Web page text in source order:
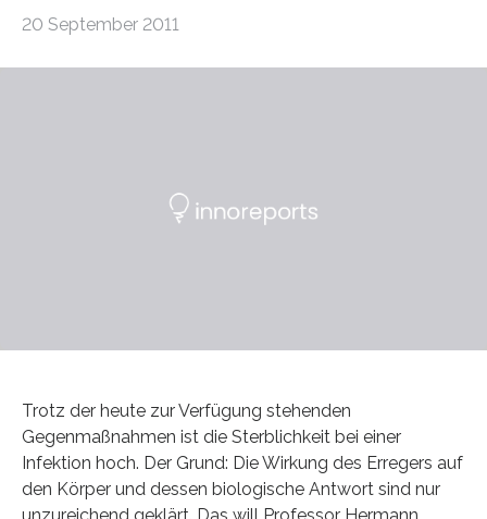
20 September 2011
Trotz der heute zur Verfügung stehenden
Gegenmaßnahmen ist die Sterblichkeit bei einer
Infektion hoch. Der Grund: Die Wirkung des Erregers auf
den Körper und dessen biologische Antwort sind nur
unzureichend geklärt. Das will Professor Hermann